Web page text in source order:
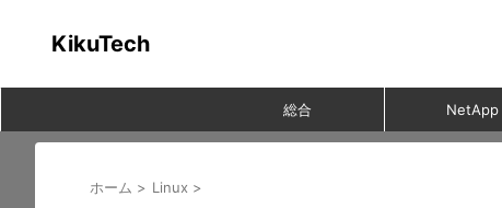
KikuTech
総合 NetApp
ホーム > Linux >